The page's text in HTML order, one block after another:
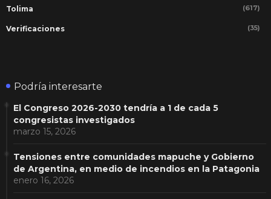
Tolima (617)
Verificaciones (35)
Podría interesarte
El Congreso 2026-2030 tendría a 1 de cada 5
congresistas investigados
marzo 15, 2026
Tensiones entre comunidades mapuche y Gobierno
de Argentina, en medio de incendios en la Patagonia
enero 16, 2026